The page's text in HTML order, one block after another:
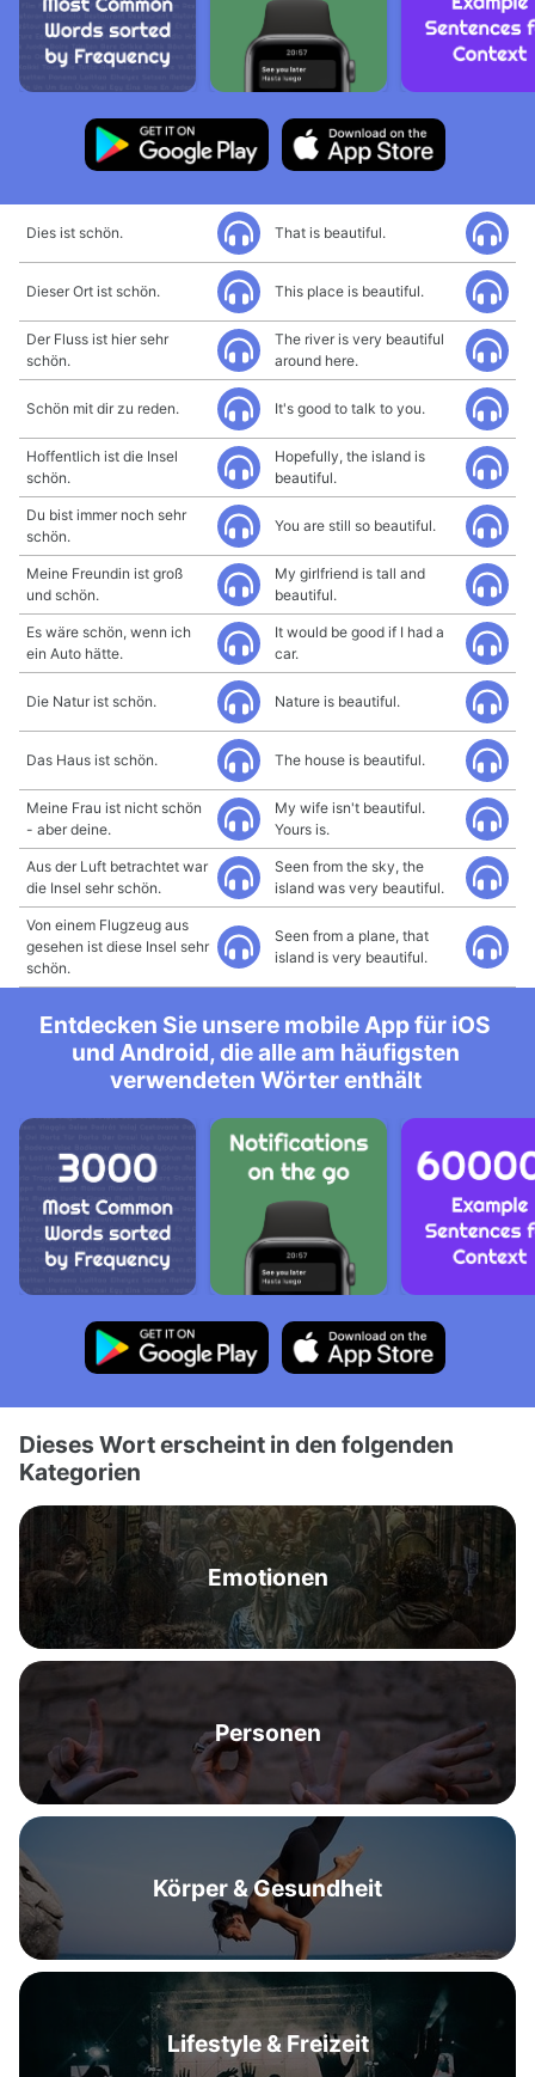
Dies ist schön. That is beautiful.
Dieser Ort ist schön. This place is beautiful.
Der Fluss ist hier sehr
schön.
The river is very beautiful
around here.
Schön mit dir zu reden. It's good to talk to you.
Hoffentlich ist die Insel
schön.
Hopefully, the island is
beautiful.
Du bist immer noch sehr
schön.
You are still so beautiful.
Meine Freundin ist groß
und schön.
My girlfriend is tall and
beautiful.
Es wäre schön, wenn ich
ein Auto hätte.
It would be good if I had a
car.
Die Natur ist schön. Nature is beautiful.
Das Haus ist schön. The house is beautiful.
Meine Frau ist nicht schön
- aber deine.
My wife isn't beautiful.
Yours is.
Aus der Luft betrachtet war
die Insel sehr schön.
Seen from the sky, the
island was very beautiful.
Von einem Flugzeug aus
gesehen ist diese Insel sehr
schön.
Seen from a plane, that
island is very beautiful.
Entdecken Sie unsere mobile App für iOS
und Android, die alle am häufigsten
verwendeten Wörter enthält
Dieses Wort erscheint in den folgenden
Kategorien
Emotionen
Personen
Körper & Gesundheit
Lifestyle & Freizeit